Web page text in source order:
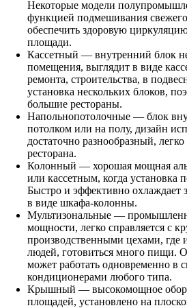
Некоторые модели
функцией подмешивания
обеспечить здоровую
площади.
Кассетный — внутренний блок
помещения, выглядит в виде
ремонта, строительства, в
установка нескольких блоков,
большие рестораны.
Напольнопотолочные — блок
потолком или на полу, дизайн
достаточно разнообразный,
ресторана.
Колонный — хорошая мощная
или кассетным, когда установка
Быстро и эффективно охлаждает
в виде шкафа-колонны.
Мультизональные —
мощности, легко справляется с
производственными цехами, где
людей, готовиться много пищи.
может работать одновременно в
кондиционерами любого типа.
Крышный — высокомощное
площадей, установлено на